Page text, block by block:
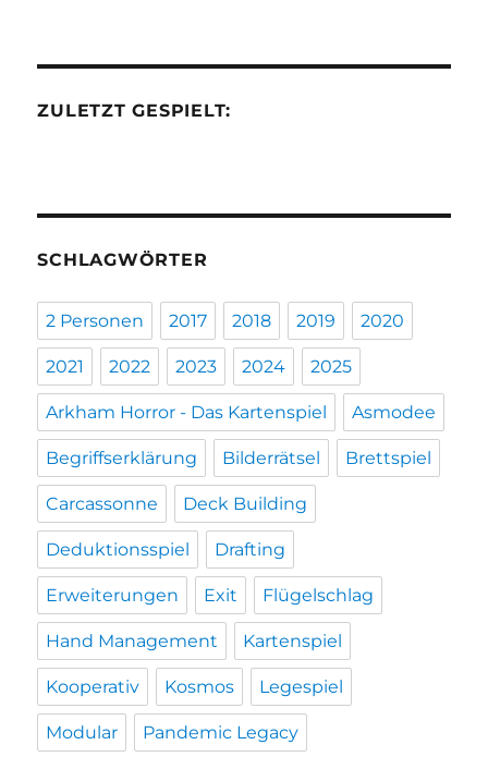
ZULETZT GESPIELT:
SCHLAGWÖRTER
2 Personen 2017 2018 2019 2020
2021 2022 2023 2024 2025
Arkham Horror - Das Kartenspiel Asmodee
Begriffserklärung Bilderrätsel Brettspiel
Carcassonne Deck Building
Deduktionsspiel Drafting
Erweiterungen Exit Flügelschlag
Hand Management Kartenspiel
Kooperativ Kosmos Legespiel
Modular Pandemic Legacy